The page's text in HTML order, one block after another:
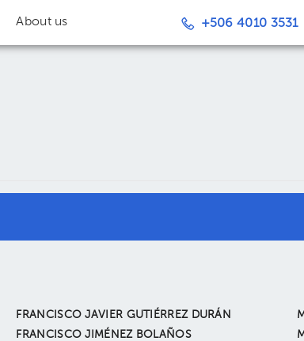
About us +506 4010 3531
FRANCISCO JAVIER GUTIÉRREZ DURÁN
FRANCISCO JIMÉNEZ BOLAÑOS